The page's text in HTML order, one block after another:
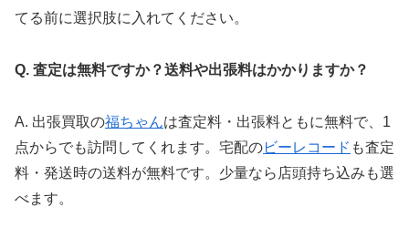
てる前に選択肢に入れてください。
Q. 査定は無料ですか？送料や出張料はかかりますか？
A. 出張買取の福ちゃんは査定料・出張料ともに無料で、1
点からでも訪問してくれます。宅配のビーレコード も査定
料・発送時の送料が無料です。少量なら店頭持ち込みも選
べます。